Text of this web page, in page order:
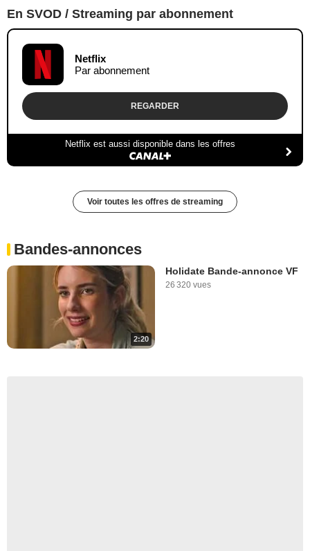
En SVOD / Streaming par abonnement
Netflix
Par abonnement
REGARDER
Netflix est aussi disponible dans les offres
Voir toutes les offres de streaming
Bandes-annonces
2:20
Holidate Bande-annonce VF
26 320 vues